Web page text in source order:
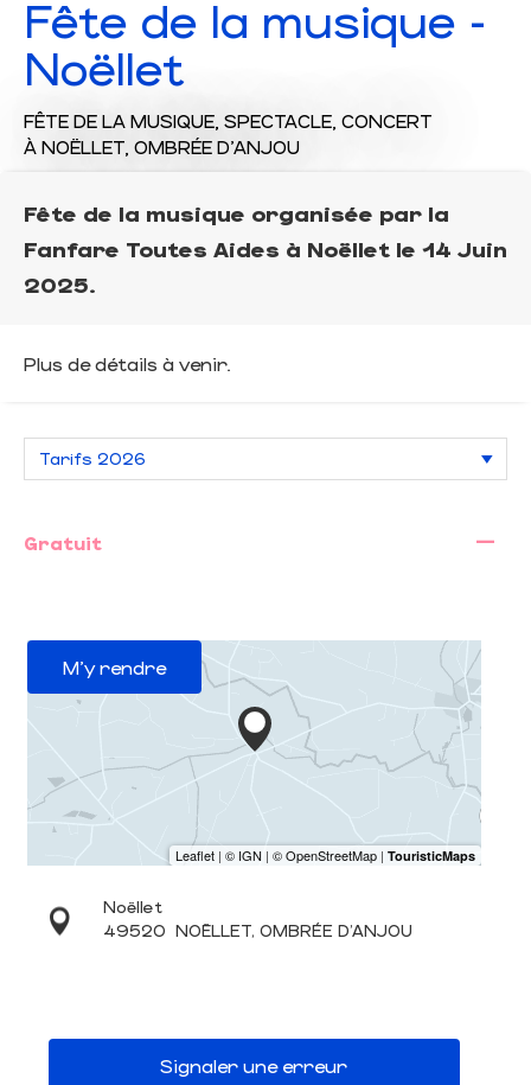
Fête de la musique -
Noëllet
FÊTE DE LA MUSIQUE, SPECTACLE, CONCERT
À NOËLLET, OMBRÉE D'ANJOU
Fête de la musique organisée par la
Fanfare Toutes Aides à Noëllet le 14 Juin
2025.
Plus de détails à venir.
Gratuit —
M'y rendre
Noëllet
49520 NOËLLET, OMBRÉE D'ANJOU
Signaler une erreur